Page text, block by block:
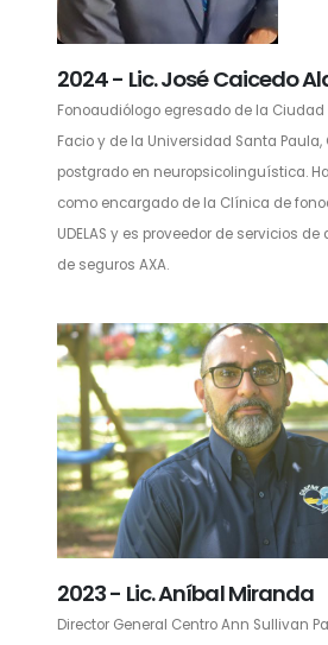
2024 - Lic. José Caicedo
Fonoaudiólogo egresado de la
Facio y de la Universidad Santa Paula,
postgrado en neuropsicolinguística.
como encargado de la Clínica de
UDELAS y es proveedor de servicios
de seguros AXA.
2023 - Lic. Aníbal Miranda
Director General Centro Ann Sullivan